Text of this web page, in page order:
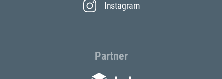
Instagram
Partner